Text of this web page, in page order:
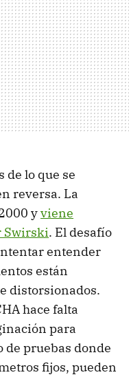
de lo que se
reversa. La
yviene
Swirski. El desafío
entender
están
distorsionados.
hace falta
para
de pruebas donde
fijos, pueden